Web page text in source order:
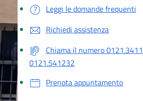
Leggi le domande frequenti
Richiedi assistenza
Chiama il numero
0121.541232
Prenota appuntamento